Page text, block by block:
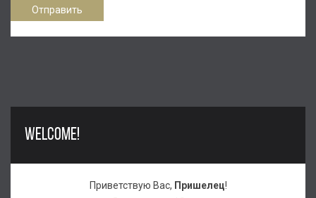
Отправить
WELCOME!
Приветствую Вас, Пришелец!